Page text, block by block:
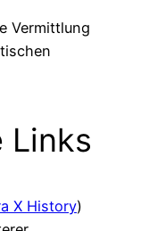
Vermittlung
Links
X History)